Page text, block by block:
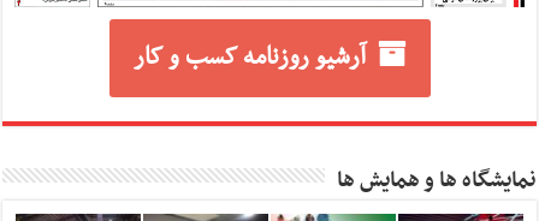
آرشیو روزنامه کسب و کار
نمایشگاه ها و همایش ها